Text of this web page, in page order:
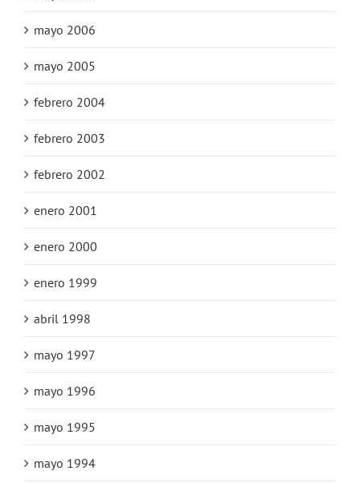
mayo 2006
mayo 2005
febrero 2004
febrero 2003
febrero 2002
enero 2001
enero 2000
enero 1999
abril 1998
mayo 1997
mayo 1996
mayo 1995
mayo 1994